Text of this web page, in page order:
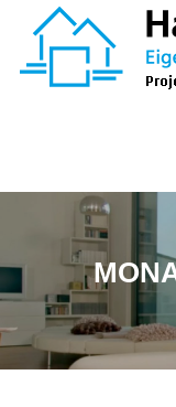
Inhalt
springen